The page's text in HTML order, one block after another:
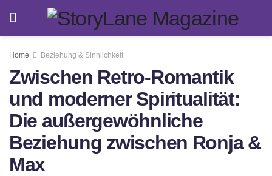
Home Beziehung & Sinnlichkeit
Zwischen Retro-Romantik
und moderner Spiritualität:
Die außergewöhnliche
Beziehung zwischen Ronja &
Max